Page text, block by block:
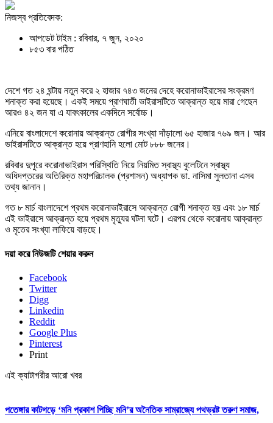
নিজস্ব প্রতিবেদক:
আপডেট টাইম : রবিবার, ৭ জুন, ২০২০
৮৫৩ বার পঠিত
দেশে গত ২৪ ঘন্টায় নতুন করে ২ হাজার ৭৪৩ জনের দেহে করোনাভাইরাসের সংক্রমণ
শনাক্ত করা হয়েছে। একই সময়ে প্রাণঘাতী ভাইরাসটিতে আক্রান্ত হয়ে মারা গেছেন
আরও ৪২ জন যা এ যাবৎকালের একদিনে সর্বোচ্চ।
এনিয়ে বাংলাদেশে করোনায় আক্রান্ত রোগীর সংখ্যা দাঁড়ালো ৬৫ হাজার ৭৬৯ জন। আর
ভাইরাসটিতে আক্রান্ত হয়ে প্রাণহানি হলো মোট ৮৮৮ জনের।
রবিবার দুপুরে করোনাভাইরাস পরিস্থিতি নিয়ে নিয়মিত স্বাস্থ্য বুলেটিনে স্বাস্থ্য
অধিদপ্তরের অতিরিক্ত মহাপরিচালক (প্রশাসন) অধ্যাপক ডা. নাসিমা সুলতানা এসব
তথ্য জানান।
গত ৮ মার্চ বাংলাদেশে প্রথম করোনাভাইরাসে আক্রান্ত রোগী শনাক্ত হয় এবং ১৮ মার্চ
এই ভাইরাসে আক্রান্ত হয়ে প্রথম মৃত্যুর ঘটনা ঘটে। এরপর থেকে করোনায় আক্রান্ত
ও মৃতের সংখ্যা লাফিয়ে বাড়ছে।
দয়া করে নিউজটি শেয়ার করুন
Facebook
Twitter
Digg
Linkedin
Reddit
Google Plus
Pinterest
Print
এই ক্যাটাগরীর আরো খবর
পতেঙ্গার কাটগড়ে ‘মনি প্রকাশ পিচ্ছি মনি’র অনৈতিক সাম্রাজ্যে পথভ্রষ্ট তরুণ সমাজ,